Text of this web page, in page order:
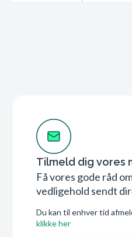
Tilmeld dig vores
Få vores gode råd
vedligehold sendt
Du kan til enhver tid
klikke her